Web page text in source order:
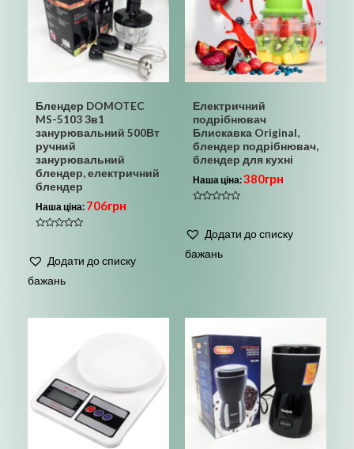
Блендер DOMOTEC
MS-5103 3в1
занурювальний 500Вт
ручний
занурювальний
блендер, електричний
блендер
Наша ціна: 706грн
з
Додати до списку
бажань
Електричний
подрібнювач
Блискавка Original,
блендер подрібнювач,
блендер для кухні
Наша ціна:380грн
з
Додати до списку
бажань